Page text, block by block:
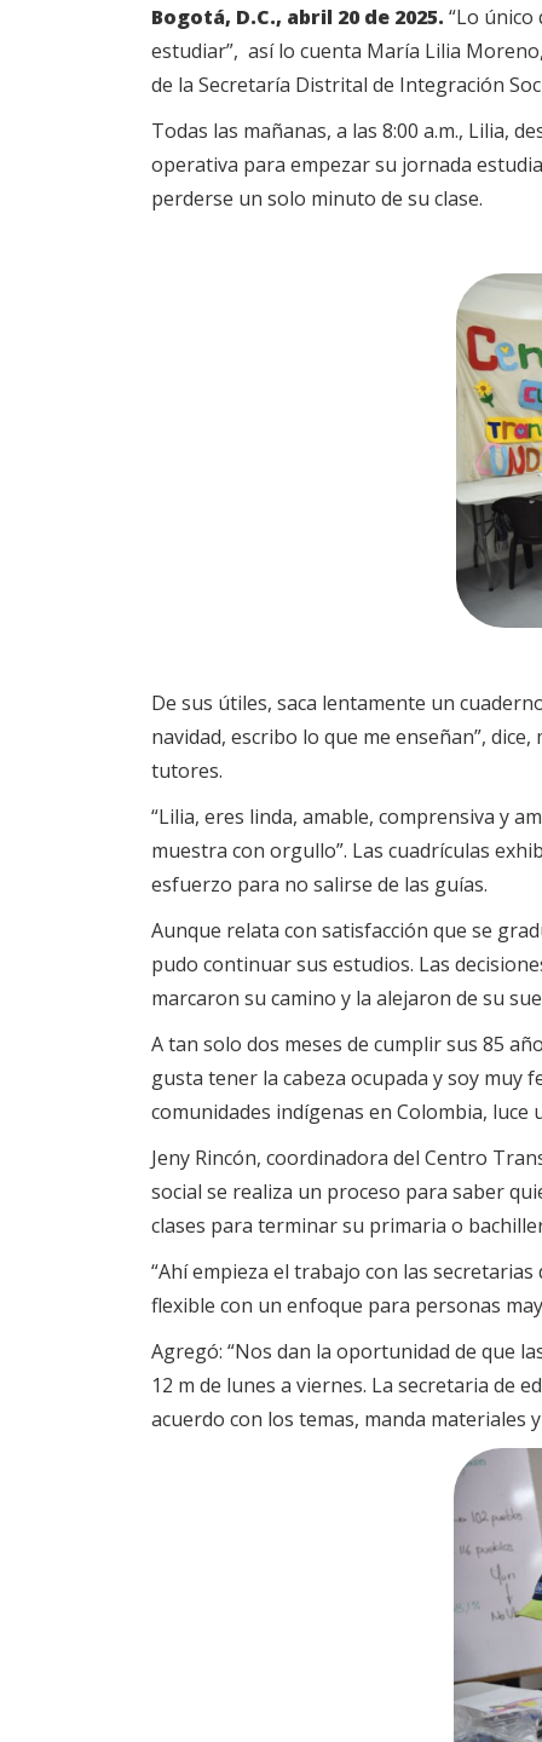
Bogotá, D.C., abril 20 de 2025. “Lo
estudiar”, así lo cuenta María Lilia
de la Secretaría Distrital de Integración
Todas las mañanas, a las 8:00 a.m., Lilia,
operativa para empezar su jornada
perderse un solo minuto de su clase.
De sus útiles, saca lentamente un
navidad, escribo lo que me enseñan”,
tutores.
“Lilia, eres linda, amable, comprensiva y
muestra con orgullo”. Las cuadrículas
esfuerzo para no salirse de las guías.
Aunque relata con satisfacción que se
pudo continuar sus estudios. Las
marcaron su camino y la alejaron de su
A tan solo dos meses de cumplir sus 85
gusta tener la cabeza ocupada y soy muy
comunidades indígenas en Colombia,
Jeny Rincón, coordinadora del Centro
social se realiza un proceso para saber
clases para terminar su primaria o
“Ahí empieza el trabajo con las
flexible con un enfoque para personas
Agregó: “Nos dan la oportunidad de que
12 m de lunes a viernes. La secretaria de
acuerdo con los temas, manda materiales